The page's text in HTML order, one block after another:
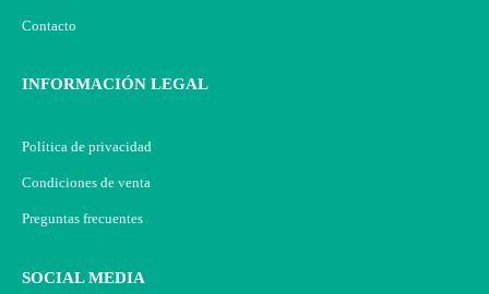
Contacto
INFORMACIÓN LEGAL
Política de privacidad
Condiciones de venta
Preguntas frecuentes
SOCIAL MEDIA